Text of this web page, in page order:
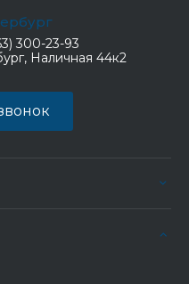
300-23-93
Наличная 44к2